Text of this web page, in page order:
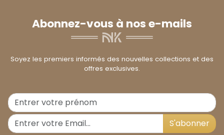
Abonnez-vous à nos e-mails
Soyez les premiers informés des nouvelles collections et des
offres exclusives.
S'abonner